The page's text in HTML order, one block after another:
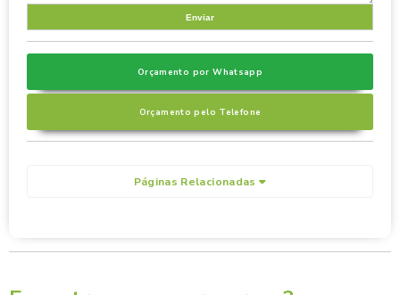
Orçamento por Whatsapp
Orçamento pelo Telefone
Páginas Relacionadas